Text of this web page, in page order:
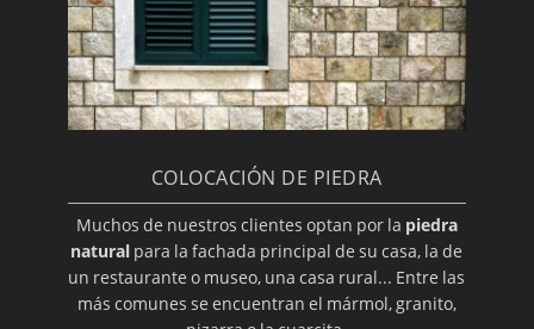
COLOCACIÓN DE PIEDRA
Muchos de nuestros clientes optan por la piedra
natural para la fachada principal de su casa, la de
un restaurante o museo, una casa rural... Entre las
más comunes se encuentran el mármol, granito,